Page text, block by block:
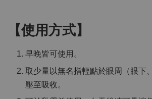
【使用方式】
早晚皆可使用。
取少量以無名指輕點於眼周（眼下
壓至吸收。